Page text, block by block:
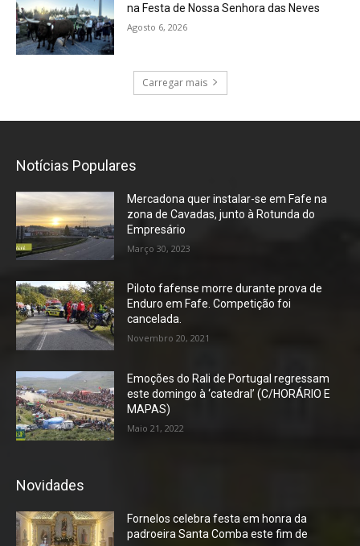
na Festa de Nossa Senhora das Neves
Agosto 6, 2026
Carregar mais
Notícias Populares
Mercadona quer instalar-se em Fafe na
zona de Cavadas, junto à Rotunda do
Empresário
Março 30, 2023
Piloto fafense morre durante prova de
Enduro em Fafe. Competição foi
cancelada.
Novembro 20, 2021
Emoções do Rali de Portugal regressam
este domingo à ‘catedral’ (C/HORÁRIO E
MAPAS)
Maio 21, 2022
Novidades
Fornelos celebra festa em honra da
padroeira Santa Comba este fim de